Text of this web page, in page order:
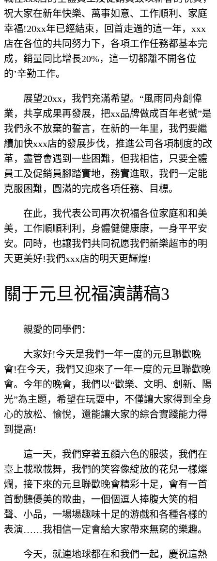
祝大家在新年快樂、萬事如意、工作順利、家庭
幸福!20xx年已經結束，回首走過的這一年，xxx
店在各位的共同努力下，各項工作任務都基本完
成，銷量同比增長20%，這一切都離不開各位
的’辛勤工作。
展望20xx，我們充滿希望。“風雨同舟創偉
業，共享成果再發展，把xx品牌做成百年老號”是
我們永不放棄的誓言，在新的一年里，我們要繼
續加快xxx店的發展步伐，推進公司各項制度的改
革，盡管會遇到一些困難，但我相信，只要全體
員工及促銷員腳踏實地，務實進取，我們一定能
克服困難，圓滿的完成各項任務、目標。
在此，我代表公司再次祝福各位家庭和和美
美，工作順順利利，身體健健康康，一身平平安
安。同時，也讓我們共同祝愿我們新樂超市的明
天更美好!我們xxx店的明天更輝煌!
關于元旦祝福演講稿3
親愛的同學們：
大家好!今天是我們一年一度的元旦聯歡晚
會!在今天，我們又迎來了一年一度的元旦聯歡晚
會。今年的晚會，我們以“歡樂、文明、創新、陽
光”為主題，希望在玩耍中，不僅讓大家得到全身
心的放松、愉悅，還能讓大家的綜合實踐能力得
到提高!
這一天，我們穿著五顏六色的服裝，我們在
臺上載歌載舞，我們的笑容像綻放的花兒一樣燦
爛，接下來的元旦聯歡晚會精彩十足，會有一首
首動聽優美的歌曲，一個個逗人捧腹大笑的相
聲、小品，一場場趣味十足的游戲和各種各樣的
表演……我相信一定會給大家帶來無窮的樂趣。
今天，就連地球都在和我們一起，慶祝這熱